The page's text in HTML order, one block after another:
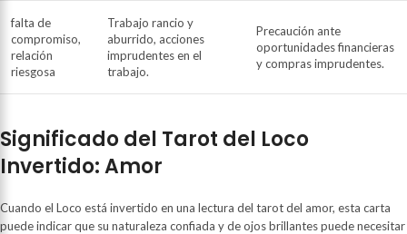
falta de
compromiso,
relación
riesgosa
Trabajo rancio y
aburrido, acciones
imprudentes en el
trabajo.
Precaución ante
oportunidades financieras
y compras imprudentes.
Significado del Tarot del Loco
Invertido: Amor
Cuando el Loco está invertido en una lectura del tarot del amor, esta carta
puede indicar que su naturaleza confiada y de ojos brillantes puede necesitar